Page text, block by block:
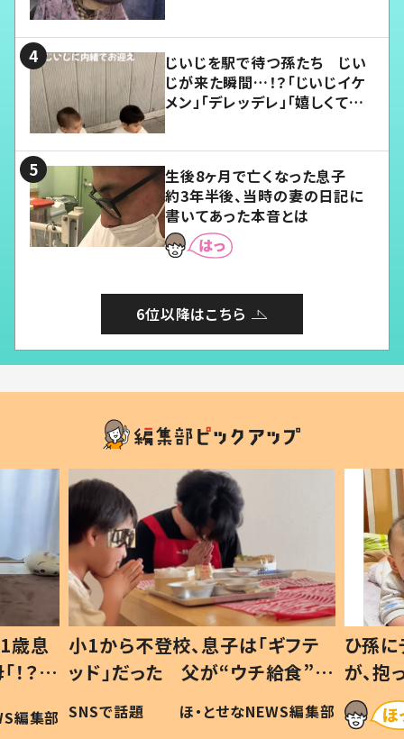
じいじを駅で待つ孫たち じい
じが来た瞬間…！？「じいじイケ
メン」「デレッデレ」「嬉しくて可
生後8ヶ月で亡くなった息子
約3年半後、当時の妻の日記に
書いてあった本音とは
6位以降はこちら
歳息
？」
編集部
小1から不登校、息子は「ギフテ
ッド」だった 父が“ウチ給食”を
作り続ける理由とは #令和の親
#令和の子
SNSで話題 ほ・とせなNEWS編集部
ひ孫
が、
「涙が
い」